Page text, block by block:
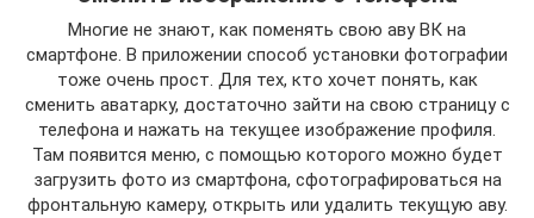
Многие не знают, как поменять свою аву ВК на
смартфоне. В приложении способ установки фотографии
тоже очень прост. Для тех, кто хочет понять, как
сменить аватарку, достаточно зайти на свою страницу с
телефона и нажать на текущее изображение профиля.
Там появится меню, с помощью которого можно будет
загрузить фото из смартфона, сфотографироваться на
фронтальную камеру, открыть или удалить текущую аву.